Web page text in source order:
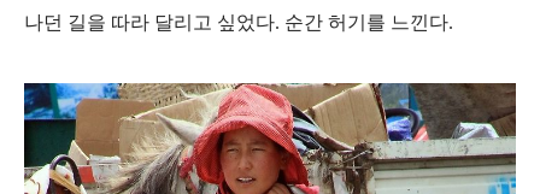
나던 길을 따라 달리고 싶었다. 순간 허기를 느낀다.